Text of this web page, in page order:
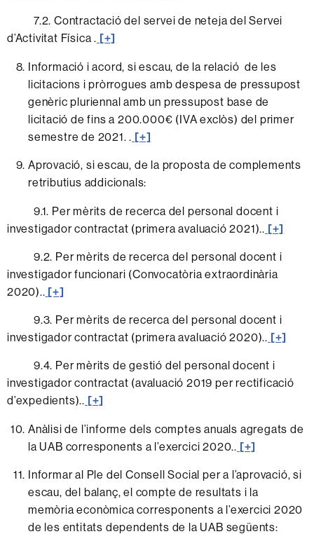
7.2. Contractació del servei de neteja del Servei
d’Activitat Física . [+]
Informació i acord, si escau, de la relació de les
licitacions i pròrrogues amb despesa de pressupost
genèric pluriennal amb un pressupost base de
licitació de fins a 200.000€ (IVA exclòs) del primer
semestre de 2021.. [+]
Aprovació, si escau, de la proposta de complements
retributius addicionals:
9.1. Per mèrits de recerca del personal docent i
investigador contractat (primera avaluació 2021).. [+]
9.2. Per mèrits de recerca del personal docent i
investigador funcionari (Convocatòria extraordinària
2020).. [+]
9.3. Per mèrits de recerca del personal docent i
investigador contractat (primera avaluació 2020).. [+]
9.4. Per mèrits de gestió del personal docent i
investigador contractat (avaluació 2019 per rectificació
d’expedients).. [+]
Anàlisi de l’informe dels comptes anuals agregats de
la UAB corresponents a l’exercici 2020.. [+]
Informar al Ple del Consell Social per a l’aprovació, si
escau, del balanç, el compte de resultats i la
memòria econòmica corresponents a l’exercici 2020
de les entitats dependents de la UAB següents: